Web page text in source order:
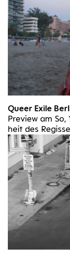
Queer Exi­le
Pre­view am
heit des